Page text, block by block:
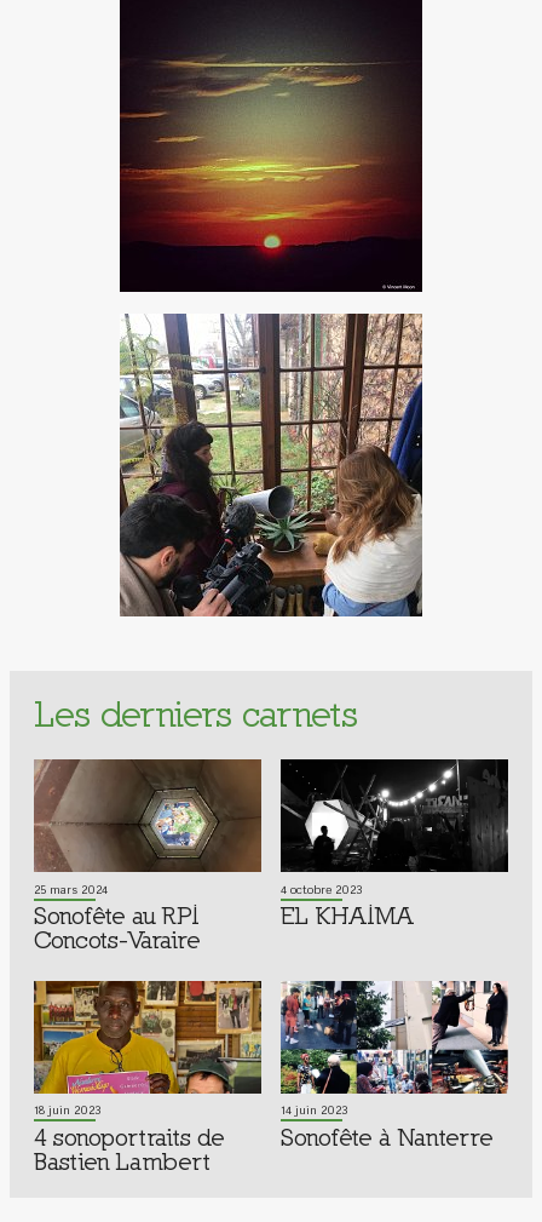
Les derniers carnets
25 mars 2024
Sonofête au RPI
Concots-Varaire
4 octobre 2023
EL KHAIMA
18 juin 2023
4 sonoportraits de
Bastien Lambert
14 juin 2023
Sonofête à Nanterre